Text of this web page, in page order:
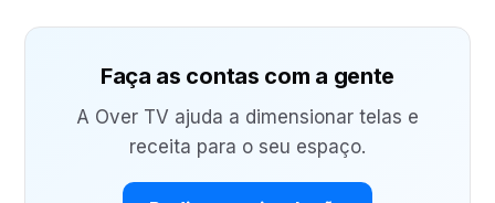
Faça as contas com a gente
A Over TV ajuda a dimensionar telas e
receita para o seu espaço.